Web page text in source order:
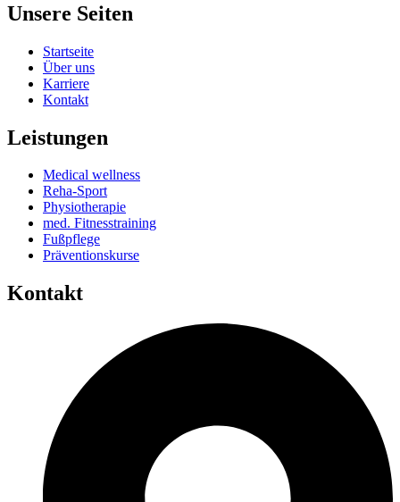
Unsere Seiten
Startseite
Über uns
Karriere
Kontakt
Leistungen
Medical wellness
Reha-Sport
Physiotherapie
med. Fitnesstraining
Fußpflege
Präventionskurse
Kontakt